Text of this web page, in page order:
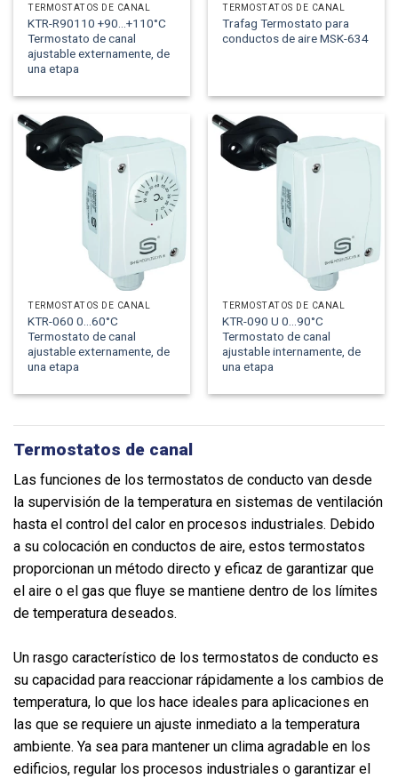
TERMOSTATOS DE CANAL
KTR-R90110 +90...+110°C
Termostato de canal
ajustable externamente, de
una etapa
TERMOSTATOS DE CANAL
Trafag Termostato para
conductos de aire MSK-634
TERMOSTATOS DE CANAL
KTR-060 0...60°C
Termostato de canal
ajustable externamente, de
una etapa
TERMOSTATOS DE CANAL
KTR-090 U 0...90°C
Termostato de canal
ajustable internamente, de
una etapa
Termostatos de canal
Las funciones de los termostatos de conducto van desde
la supervisión de la temperatura en sistemas de ventilación
hasta el control del calor en procesos industriales. Debido
a su colocación en conductos de aire, estos termostatos
proporcionan un método directo y eficaz de garantizar que
el aire o el gas que fluye se mantiene dentro de los límites
de temperatura deseados.
Un rasgo característico de los termostatos de conducto es
su capacidad para reaccionar rápidamente a los cambios de
temperatura, lo que los hace ideales para aplicaciones en
las que se requiere un ajuste inmediato a la temperatura
ambiente. Ya sea para mantener un clima agradable en los
edificios, regular los procesos industriales o garantizar el